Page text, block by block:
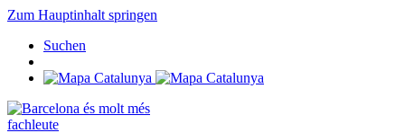
Zum Hauptinhalt springen
Suchen
fachleute